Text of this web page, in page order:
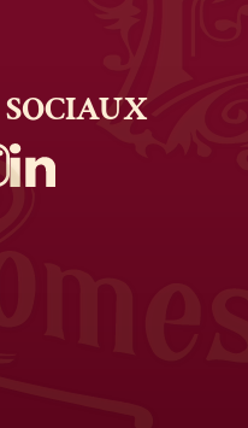
SOCIAUX